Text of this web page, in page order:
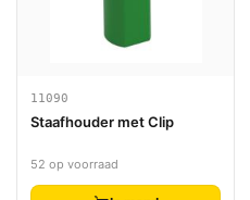
11090
Staafhouder met Clip
52 op voorraad